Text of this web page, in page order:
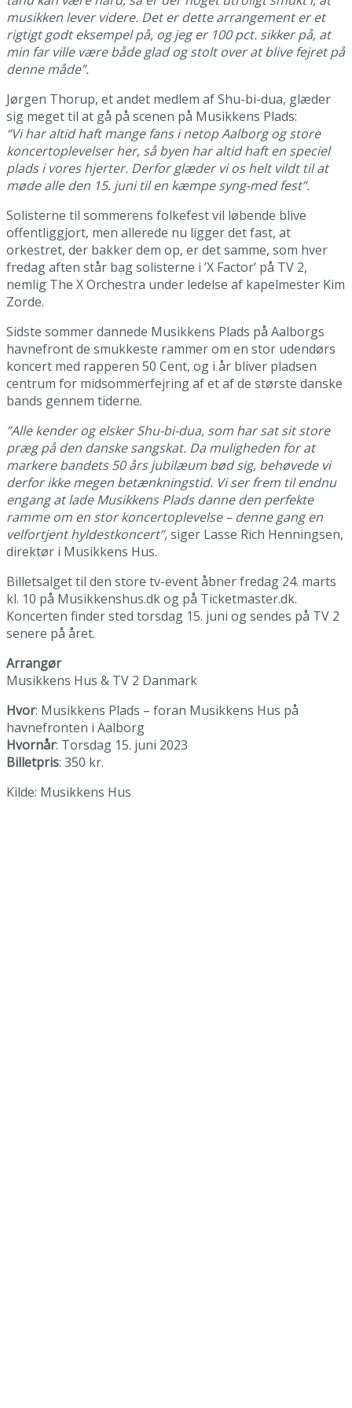
musikken lever videre. Det er dette arrangement er et
rigtigt godt eksempel på, og jeg er 100 pct. sikker på, at
min far ville være både glad og stolt over at blive fejret på
denne måde”.
Jørgen Thorup, et andet medlem af Shu-bi-dua, glæder
sig meget til at gå på scenen på Musikkens Plads:
“Vi har altid haft mange fans i netop Aalborg og store
koncertoplevelser her, så byen har altid haft en speciel
plads i vores hjerter. Derfor glæder vi os helt vildt til at
møde alle den 15. juni til en kæmpe syng-med fest”.
Solisterne til sommerens folkefest vil løbende blive
offentliggjort, men allerede nu ligger det fast, at
orkestret, der bakker dem op, er det samme, som hver
fredag aften står bag solisterne i ’X Factor’ på TV 2,
nemlig The X Orchestra under ledelse af kapelmester Kim
Zorde.
Sidste sommer dannede Musikkens Plads på Aalborgs
havnefront de smukkeste rammer om en stor udendørs
koncert med rapperen 50 Cent, og i år bliver pladsen
centrum for midsommerfejring af et af de største danske
bands gennem tiderne.
”Alle kender og elsker Shu-bi-dua, som har sat sit store
præg på den danske sangskat. Da muligheden for at
markere bandets 50 års jubilæum bød sig, behøvede vi
derfor ikke megen betænkningstid. Vi ser frem til endnu
engang at lade Musikkens Plads danne den perfekte
ramme om en stor koncertoplevelse – denne gang en
velfortjent hyldestkoncert”,siger Lasse Rich Henningsen,
direktør i Musikkens Hus.
Billetsalget til den store tv-event åbner fredag 24. marts
kl. 10 på Musikkenshus.dk og på Ticketmaster.dk.
Koncerten finder sted torsdag 15. juni og sendes på TV 2
senere på året.
Arrangør
Musikkens Hus & TV 2 Danmark
Hvor: Musikkens Plads – foran Musikkens Hus på
havnefronten i Aalborg
Hvornår: Torsdag 15. juni 2023
Billetpris: 350 kr.
Kilde: Musikkens Hus